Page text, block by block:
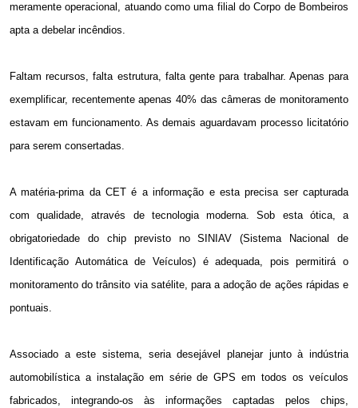
meramente operacional, atuando como uma filial do Corpo de Bombeiros
apta a debelar incêndios.
Faltam recursos, falta estrutura, falta gente para trabalhar. Apenas para
exemplificar, recentemente apenas 40% das câmeras de monitoramento
estavam em funcionamento. As demais aguardavam processo licitatório
para serem consertadas.
A matéria-prima da CET é a informação e esta precisa ser capturada
com qualidade, através de tecnologia moderna. Sob esta ótica, a
obrigatoriedade do chip previsto no SINIAV (Sistema Nacional de
Identificação Automática de Veículos) é adequada, pois permitirá o
monitoramento do trânsito via satélite, para a adoção de ações rápidas e
pontuais.
Associado a este sistema, seria desejável planejar junto à indústria
automobilística a instalação em série de GPS em todos os veículos
fabricados, integrando-os às informações captadas pelos chips,